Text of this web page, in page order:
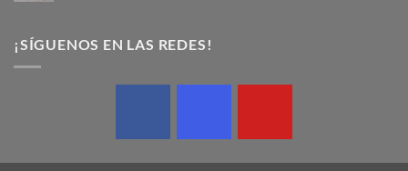
–
7
¡SÍGUENOS EN LAS REDES!